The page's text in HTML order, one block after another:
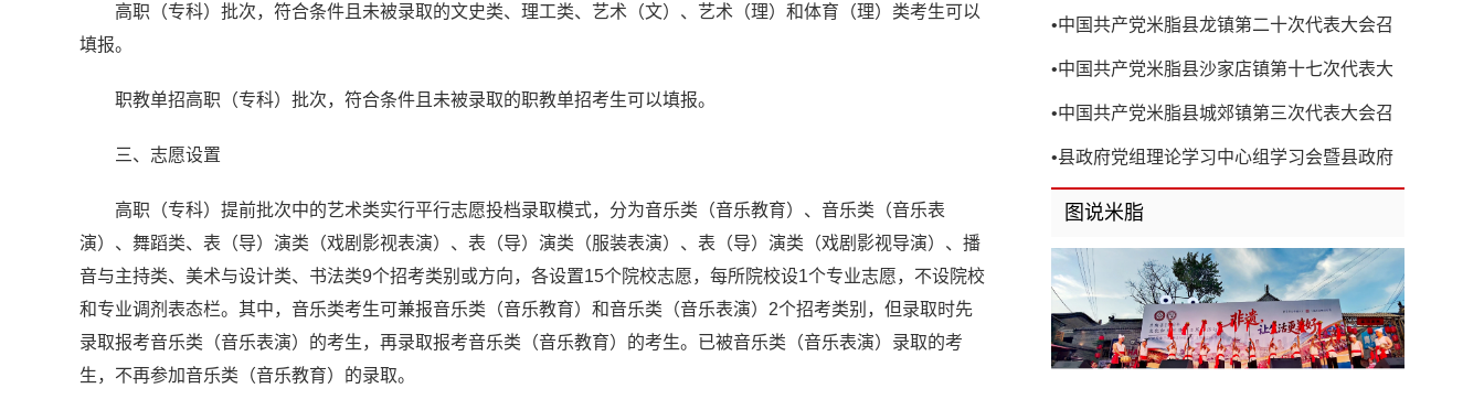
高职（专科）批次，符合条件且未被录取的文史类、理工类、艺术（文）、艺术（理）和体育（理）类考生可以
填报。
职教单招高职（专科）批次，符合条件且未被录取的职教单招考生可以填报。
三、志愿设置
高职（专科）提前批次中的艺术类实行平行志愿投档录取模式，分为音乐类（音乐教育）、音乐类（音乐表
演）、舞蹈类、表（导）演类（戏剧影视表演）、表（导）演类（服装表演）、表（导）演类（戏剧影视导演）、播
音与主持类、美术与设计类、书法类9个招考类别或方向，各设置15个院校志愿，每所院校设1个专业志愿，不设院校
和专业调剂表态栏。其中，音乐类考生可兼报音乐类（音乐教育）和音乐类（音乐表演）2个招考类别，但录取时先
录取报考音乐类（音乐表演）的考生，再录取报考音乐类（音乐教育）的考生。已被音乐类（音乐表演）录取的考
生，不再参加音乐类（音乐教育）的录取。
•中国共产党米脂县龙镇第二十次代表大会召
•中国共产党米脂县沙家店镇第十七次代表大
•中国共产党米脂县城郊镇第三次代表大会召
•县政府党组理论学习中心组学习会暨县政府
第8次党组（扩大）会议召开
图说米脂